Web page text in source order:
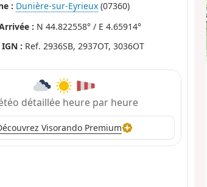
: Dunière-sur-Eyrieux (07360)
: N 44.822558° / E 4.65914°
: Ref. 2936SB, 2937OT, 3036OT
détaillée heure par heure
Visorando Premium